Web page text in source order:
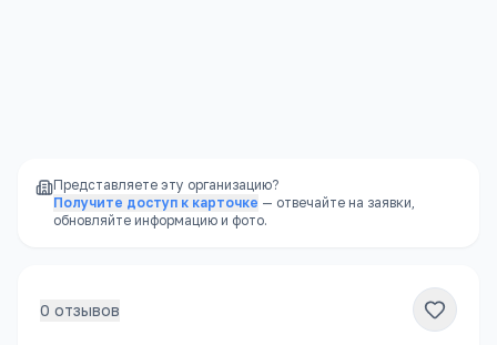
Представляете эту организацию?
Получите доступ к карточке — отвечайте на заявки,
обновляйте информацию и фото.
0 отзывов